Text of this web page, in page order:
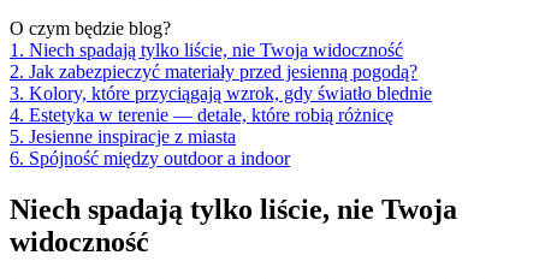
O czym będzie blog?
1. Niech spadają tylko liście, nie Twoja widoczność
2. Jak zabezpieczyć materiały przed jesienną pogodą?
3. Kolory, które przyciągają wzrok, gdy światło blednie
4. Estetyka w terenie — detale, które robią różnicę
5. Jesienne inspiracje z miasta
6. Spójność między outdoor a indoor
Niech spadają tylko liście, nie Twoja
widoczność